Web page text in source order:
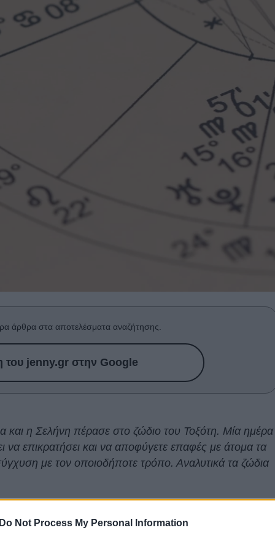
Do Not Process My Personal Information
άρθρα στα αποτελέσματα αναζήτησης.
του jenny.gr στην Google
και η Σελήνη πέρασε στο ζώδιο του Τοξότη. Μία ημέρα
να επικρατήσει και να αποφύγετε επαφές με άτομα τα
με τον οποιοδήποτε τρόπο. Αναλυτικά τα ζώδια